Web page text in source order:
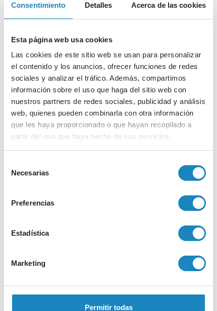
Consentimiento Detalles Acerca de las cookies
Esta página web usa cookies
Las cookies de este sitio web se usan para personalizar
el contenido y los anuncios, ofrecer funciones de redes
sociales y analizar el tráfico. Además, compartimos
información sobre el uso que haga del sitio web con
nuestros partners de redes sociales, publicidad y análisis
web, quienes pueden combinarla con otra información
que les haya proporcionado o que hayan recopilado a
partir del uso que haya hecho de sus servicios.
Necesarias
Preferencias
Estadística
Marketing
Permitir todas
Contenido asociado
Descarga todos los recursos disponibles.
Todo el contenido Agenda Presentaciones
Presentaciones